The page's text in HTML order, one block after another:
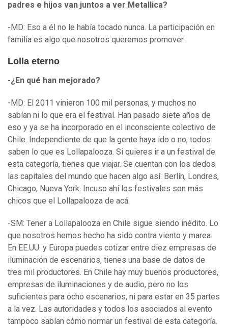
padres e hijos van juntos a ver Metallica?
-MD: Eso a él no le había tocado nunca. La participación en
familia es algo que nosotros queremos promover.
Lolla eterno
-¿En qué han mejorado?
-MD: El 2011 vinieron 100 mil personas, y muchos no
sabían ni lo que era el festival. Han pasado siete años de
eso y ya se ha incorporado en el inconsciente colectivo de
Chile. Independiente de que la gente haya ido o no, todos
saben lo que es Lollapalooza. Si quieres ir a un festival de
esta categoría, tienes que viajar. Se cuentan con los dedos
las capitales del mundo que hacen algo así: Berlín, Londres,
Chicago, Nueva York. Incuso ahí los festivales son más
chicos que el Lollapalooza de acá.
-SM: Tener a Lollapalooza en Chile sigue siendo inédito. Lo
que nosotros hemos hecho ha sido contra viento y marea.
En EE.UU. y Europa puedes cotizar entre diez empresas de
iluminación de escenarios, tienes una base de datos de
tres mil productores. En Chile hay muy buenos productores,
empresas de iluminaciones y de audio, pero no los
suficientes para ocho escenarios, ni para estar en 35 partes
a la vez. Las autoridades y todos los asociados al evento
tampoco sabían cómo normar un festival de esta categoría.